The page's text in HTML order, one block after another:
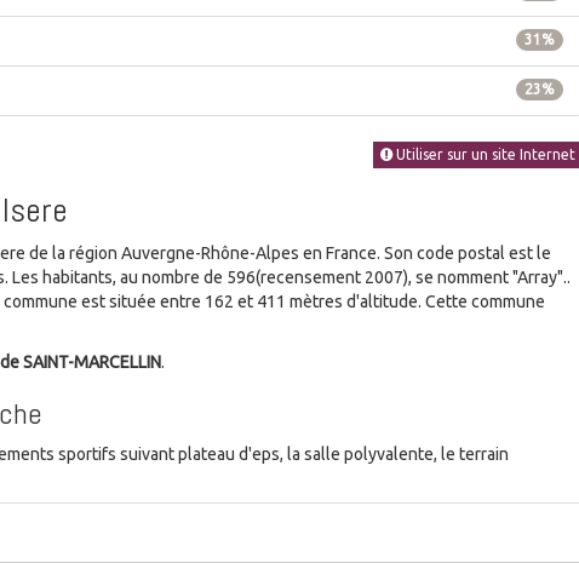
31%
23%
Utiliser sur un site Internet
de la région Auvergne-Rhône-Alpes en France. Son code postal est le
habitants, au nombre de 596(recensement 2007), se nomment "Array"..
est située entre 162 et 411 mètres d'altitude. Cette commune
SAINT-MARCELLIN.
sportifs suivant plateau d'eps, la salle polyvalente, le terrain